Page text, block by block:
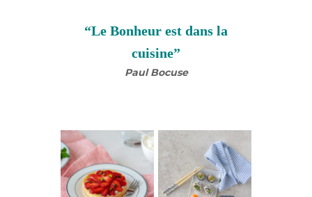
“Le Bonheur est dans la
cuisine”
Paul Bocuse